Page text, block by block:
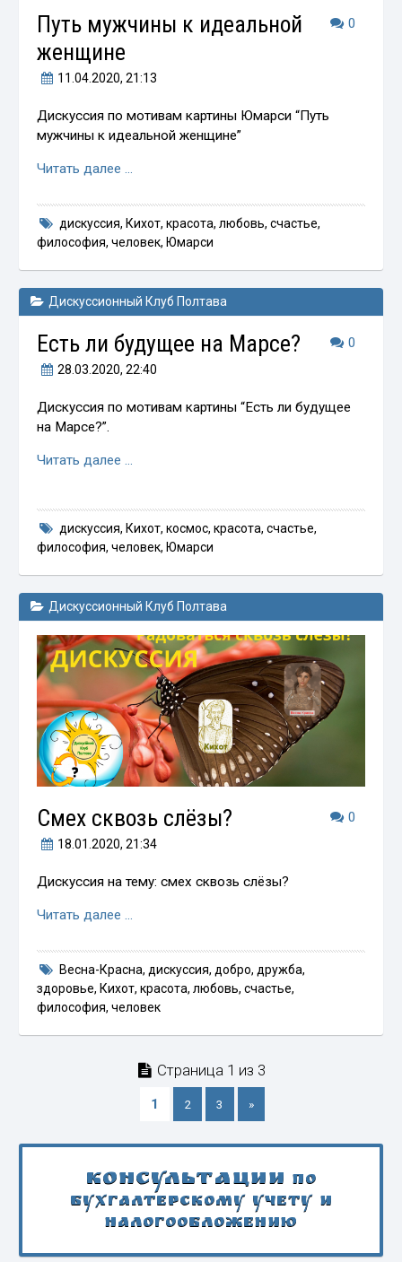
0
Путь мужчины к идеальной
женщине
11.04.2020, 21:13
Дискуссия по мотивам картины Юмарси “Путь
мужчины к идеальной женщине”
Читать далее …
дискуссия, Кихот, красота, любовь, счастье,
философия,человек, Юмарси
Дискуссионный Клуб Полтава
0
Есть ли будущее на Марсе?
28.03.2020, 22:40
Дискуссия по мотивам картины “Есть ли будущее
на Марсе?”.
Читать далее …
дискуссия, Кихот, космос, красота, счастье,
философия,человек, Юмарси
Дискуссионный Клуб Полтава
0
Смех сквозь слёзы?
18.01.2020, 21:34
Дискуссия на тему: смех сквозь слёзы?
Читать далее …
Весна-Красна, дискуссия, добро, дружба,
здоровье, Кихот,красота,любовь,счастье,
философия,человек
Страница 1 из 3
1 2 3 »
Консультации по
бухгалтерскому учету и
налогообложению